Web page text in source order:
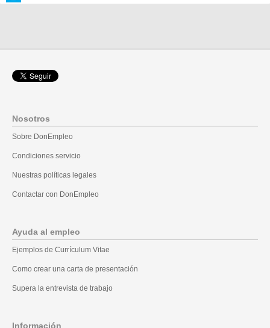
Nosotros
Sobre DonEmpleo
Condiciones servicio
Nuestras políticas legales
Contactar con DonEmpleo
Ayuda al empleo
Ejemplos de Currículum Vitae
Como crear una carta de presentación
Supera la entrevista de trabajo